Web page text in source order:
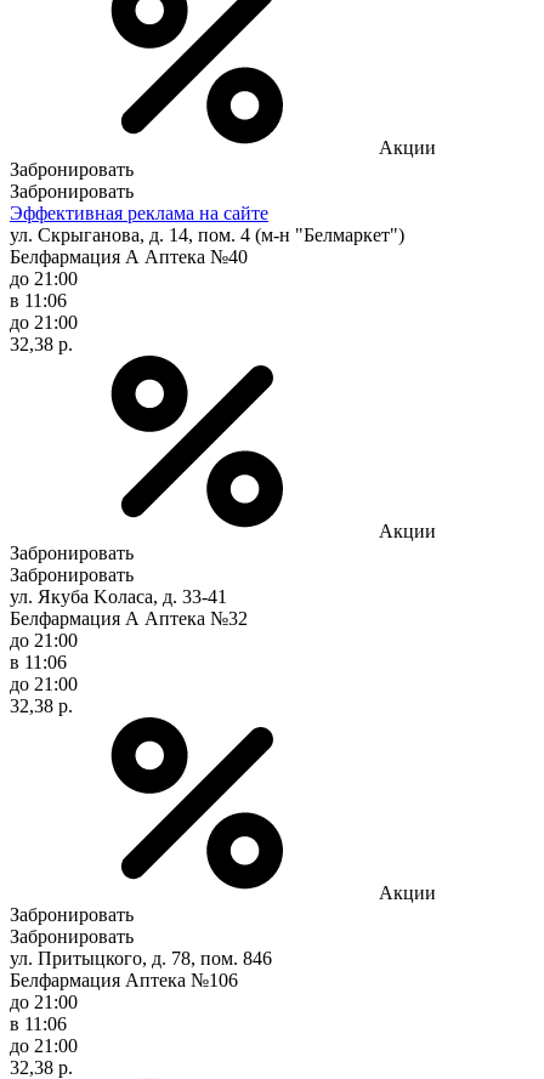
Акции
Забронировать
Забронировать
Эффективная реклама на сайте
ул. Скрыганова, д. 14, пом. 4 (м-н "Белмаркет")
Белфармация А Аптека №40
до 21:00
в 11:06
до 21:00
32,38 р.
Акции
Забронировать
Забронировать
ул. Якуба Koлaca, д. 33-41
Белфармация А Аптека №32
до 21:00
в 11:06
до 21:00
32,38 р.
Акции
Забронировать
Забронировать
ул. Притыцкого, д. 78, пом. 846
Белфармация Аптека №106
до 21:00
в 11:06
до 21:00
32,38 р.